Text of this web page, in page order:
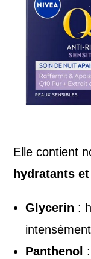
Elle contient
hydratants
Glycerin :
Panthenol